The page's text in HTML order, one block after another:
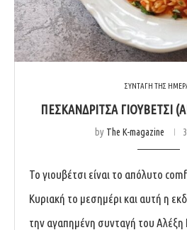
ΣΥΝΤΑΓΗ ΤΗΣ
ΠΕΣΚΑΝΔΡΊΤΣΑ ΓΙΟΥΒΈΤΣΙ
by The K-magazine
Το γιουβέτσι είναι το απόλυτο
Κυριακή το μεσημέρι και αυτή η
την αγαπημένη συνταγή του Αλέξη